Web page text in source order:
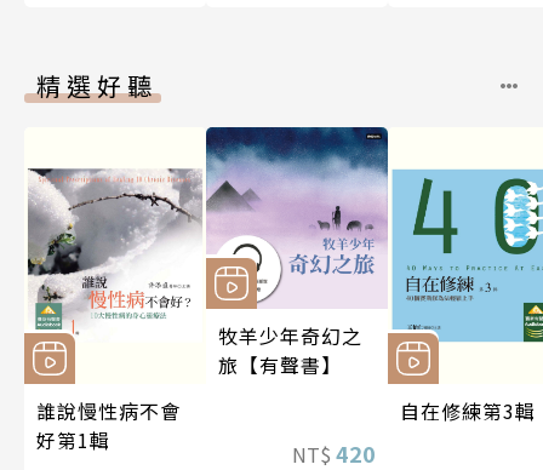
精選好聽
誰說慢性病不會
好第1輯
牧羊少年奇幻之
旅【有聲書】
NT$ 420
自在修練第3輯